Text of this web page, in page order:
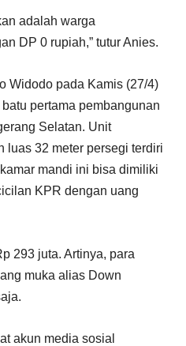
adalah warga
DP 0 rupiah,” tutur Anies.
Widodo pada Kamis (27/4)
pertama pembangunan
Selatan. Unit
luas 32 meter persegi terdiri
mandi ini bisa dimiliki
KPR dengan uang
293 juta. Artinya, para
muka alias Down
akun media sosial